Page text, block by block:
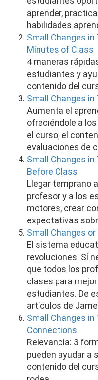
aprender,
habilidades
Small Changes
Minutes of Class
4 maneras
estudiantes y
contenido del
Small Changes in
Aumenta el
ofreciéndole a
el curso, el
evaluaciones de
Small Changes
Before Class
Llegar temprano
profesor y a los
motores, crear
expectativas
Small Changes
El sistema
revoluciones. Sí
que todos los
clases para
estudiantes. De
artículos de
Small Changes in
Connections
Relevancia: 3
pueden ayudar a
contenido del